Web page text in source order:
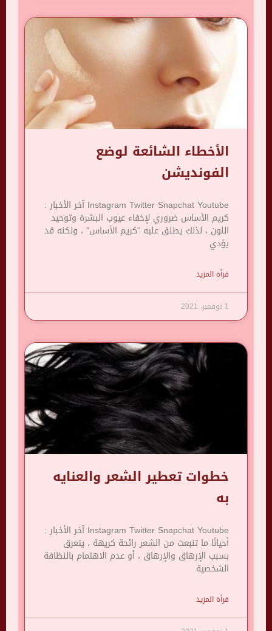
الأخطاء الشائعة لوضع
الفونديشن
Instagram Twitter Snapchat Youtube آخر الأخبار :
كريم الأساس ضروري لإخفاء عيوب البشرة وتوحيد
اللون ، لذلك يطلق عليه “كريم الأساس” ، ولكنه قد
يؤدي
قرأة المزيد
1 نوفمبر، 2021
خطوات تعطير الشعر والعنايه
به
Instagram Twitter Snapchat Youtube آخر الأخبار :
أحيانًا ما تنبعث من الشعر رائحة كريهة ، يتعرق
بسبب الإرهاق والإرهاق ، أو عدم الاهتمام بالنظافة
الشخصية
قرأة المزيد